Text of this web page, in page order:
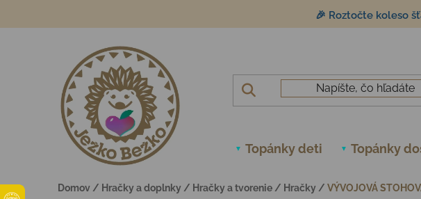
🎉 Roztočte koleso
Topánky deti Topánky
Domov / Hračky a doplnky / Hračky a tvorenie / Hračky / VÝVOJOVÁ